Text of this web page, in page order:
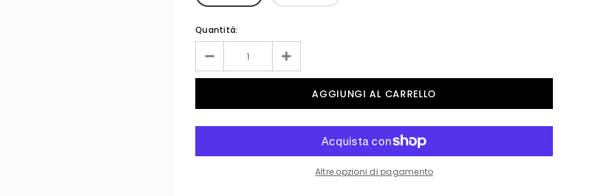
Quantità:
Altre opzioni di pagamento